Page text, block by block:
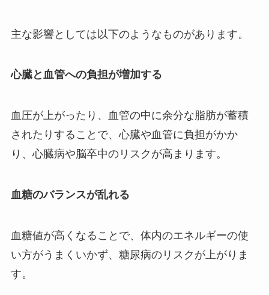
主な影響としては以下のようなものがあります。
心臓と血管への負担が増加する
血圧が上がったり、血管の中に余分な脂肪が蓄積
されたりすることで、心臓や血管に負担がかか
り、心臓病や脳卒中のリスクが高まります。
血糖のバランスが乱れる
血糖値が高くなることで、体内のエネルギーの使
い方がうまくいかず、糖尿病のリスクが上がりま
す。